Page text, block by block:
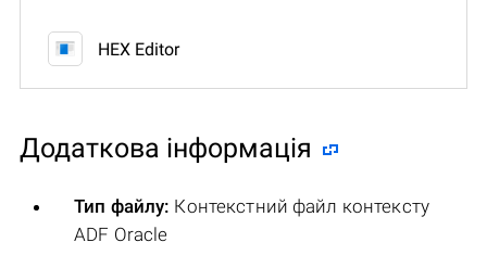
HEX Editor
Додаткова інформація
Тип файлу: Контекстний файл контексту
ADF Oracle